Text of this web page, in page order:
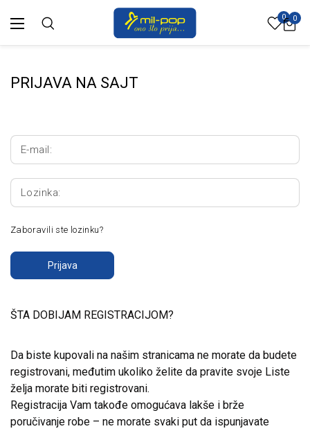
0 0
PRIJAVA NA SAJT
E-mail:
Lozinka:
Zaboravili ste lozinku?
Prijava
ŠTA DOBIJAM REGISTRACIJOM?
Da biste kupovali na našim stranicama ne morate da budete
registrovani, međutim ukoliko želite da pravite svoje Liste
želja morate biti registrovani.
Registracija Vam takođe omogućava lakše i brže
poručivanje robe – ne morate svaki put da ispunjavate